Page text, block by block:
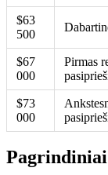
$63
500
$67
000
Pirmas
$73
000